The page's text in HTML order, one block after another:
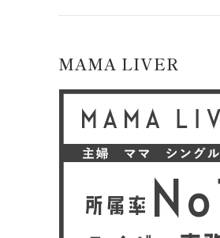
MAMA LIVER